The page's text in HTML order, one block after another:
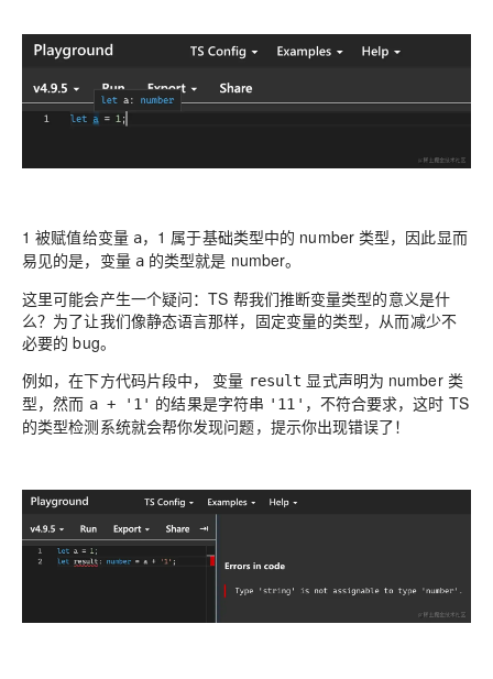
1 被赋值给变量 a，1 属于基础类型中的 number 类型，因此显而
易见的是，变量 a的类型就是 number。
这里可能会产生一个疑问：TS 帮我们推断变量类型的意义是什
么？为了让我们像静态语言那样，固定变量的类型，从而减少不
必要的 bug。
例如，在下方代码片段中， 变量 result 显式声明为 number 类
型，然而 a + '1' 的结果是字符串 '11' ，不符合要求，这时 TS
的类型检测系统就会帮你发现问题，提示你出现错误了！